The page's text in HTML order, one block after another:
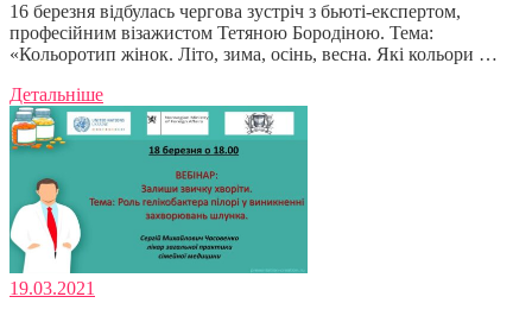
16 березня відбулась чергова зустріч з бьюті-експертом,
професійним візажистом Тетяною Бородіною. Тема:
«Кольоротип жінок. Літо, зима, осінь, весна. Які кольори …
Детальніше
19.03.2021